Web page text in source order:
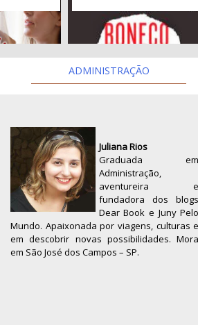
ADMINISTRAÇÃO
Juliana Rios
Graduada em
Administração,
aventureira e
fundadora dos blogs
Dear Book e Juny Pelo
Mundo. Apaixonada por viagens, culturas e
em descobrir novas possibilidades. Mora
em São José dos Campos – SP.